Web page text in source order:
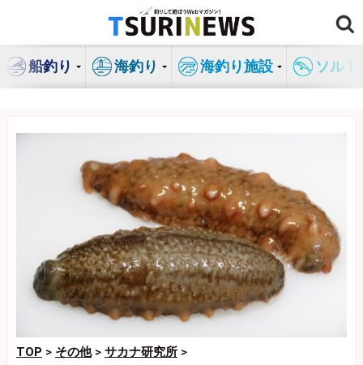
ン
船釣り 海釣り 海釣り施設 ソル
TOP > その他> サカナ研究所 >